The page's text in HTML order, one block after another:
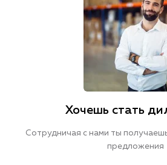
Хочешь стать
Сотрудничая с нами ты
предложения